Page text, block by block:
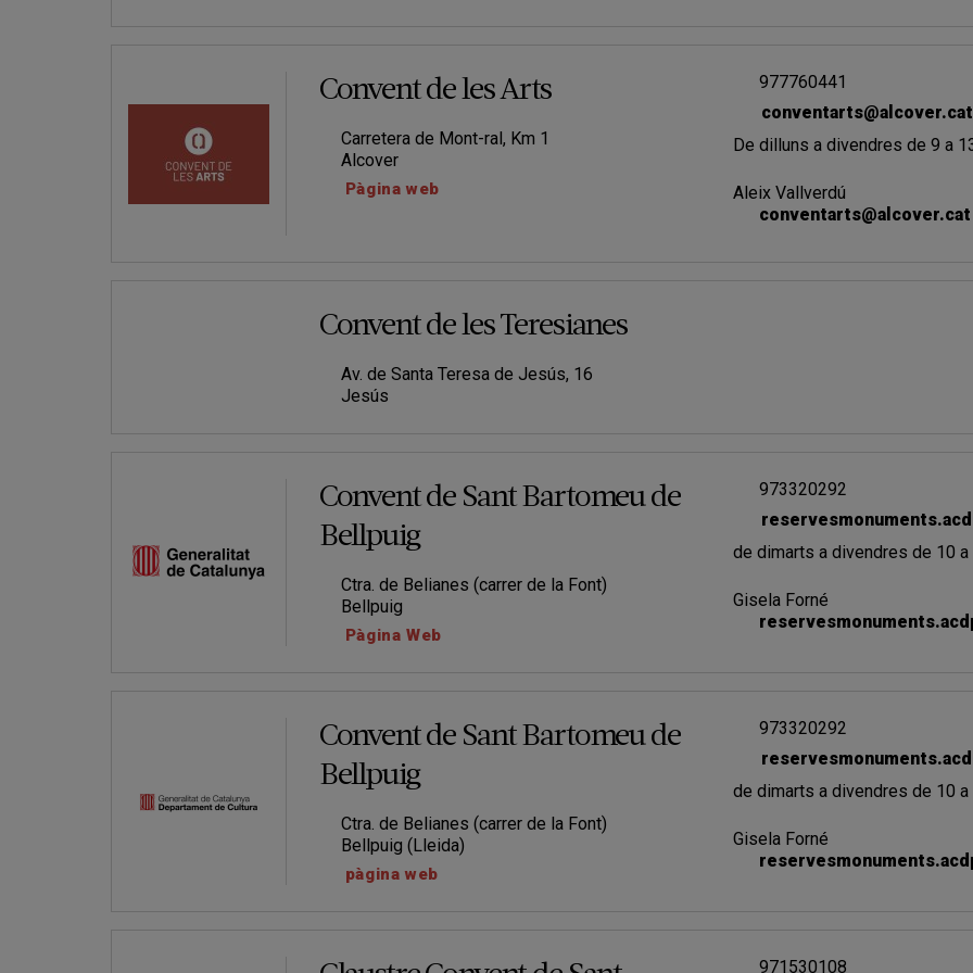
Convent de les Arts
Carretera de Mont-ral, Km 1
Alcover
Pàgina web
977760441
conventarts@alcover.cat
De dilluns a divendres de 9 a
Aleix Vallverdú
conventarts@alcover.cat
Convent de les Teresianes
Av. de Santa Teresa de Jesús, 16
Jesús
Convent de Sant Bartomeu de
Bellpuig
Ctra. de Belianes (carrer de la Font)
Bellpuig
Pàgina Web
973320292
de dimarts a divendres de 10 a
Gisela Forné
Convent de Sant Bartomeu de
Bellpuig
Ctra. de Belianes (carrer de la Font)
Bellpuig (Lleida)
pàgina web
973320292
de dimarts a divendres de 10 a
Gisela Forné
971530108